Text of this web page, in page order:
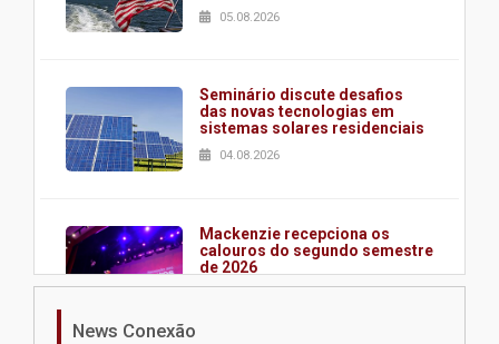
05.08.2026
Seminário discute desafios
das novas tecnologias em
sistemas solares residenciais
04.08.2026
Mackenzie recepciona os
calouros do segundo semestre
de 2026
News Conexão